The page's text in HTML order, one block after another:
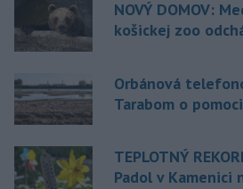
NOVÝ DOMOV:
košickej zoo
Orbánová
Tarabom o
TEPLOTNÝ
Padol v Kamenici